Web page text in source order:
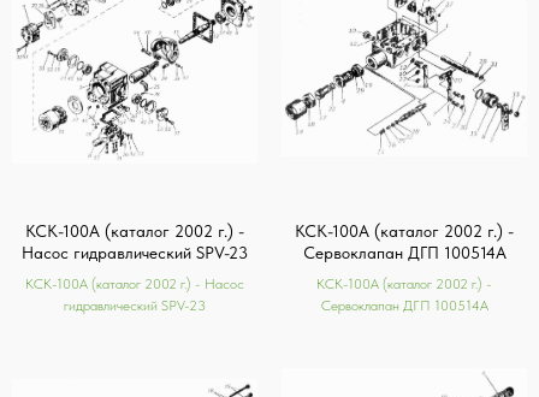
КСК-100А (каталог 2002 г.) -
Насос гидравлический SPV-23
КСК-100А (каталог 2002 г.) - Насос
гидравлический SPV-23
КСК-100А (каталог 2002 г.) -
Сервоклапан ДГП 100514А
КСК-100А (каталог 2002 г.) -
Сервоклапан ДГП 100514А